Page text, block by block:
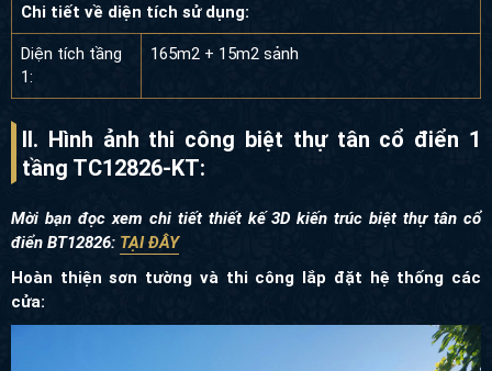
Chi tiết về diện tích sử dụng:
Diện tích tầng
1:
165m2 + 15m2 sảnh
II. Hình ảnh thi công biệt thự tân cổ điển 1
tầng TC12826-KT:
Mời bạn đọc xem chi tiết thiết kế 3D kiến trúc biệt thự tân cổ
điển BT12826: TẠI ĐÂY
Hoàn thiện sơn tường và thi công lắp đặt hệ thống các
cửa: